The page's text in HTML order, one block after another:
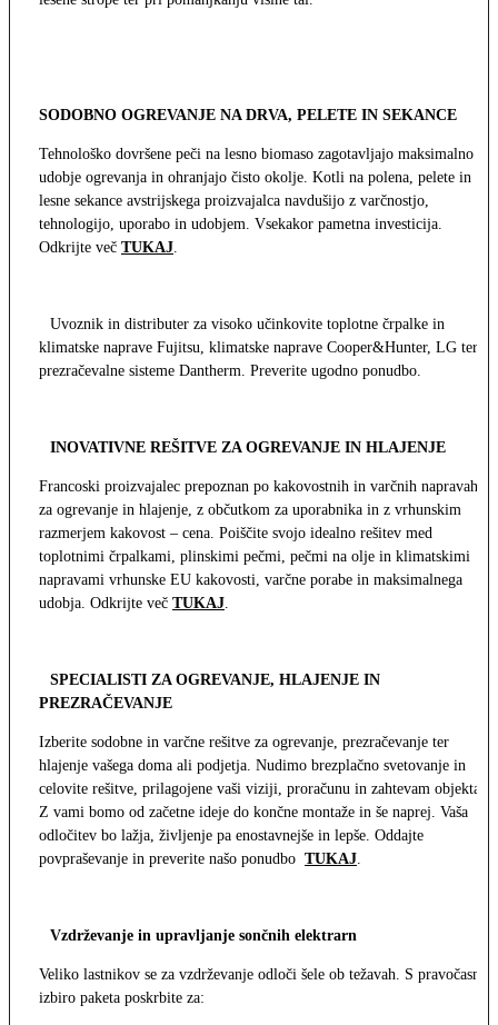
SODOBNO OGREVANJE NA DRVA, PELETE IN SEKANCE
Tehnološko dovršene peči na lesno biomaso zagotavljajo maksimalno
udobje ogrevanja in ohranjajo čisto okolje. Kotli na polena, pelete in
lesne sekance avstrijskega proizvajalca navdušijo z varčnostjo,
tehnologijo, uporabo in udobjem. Vsekakor pametna investicija.
Odkrijte več TUKAJ.
Uvoznik in distributer za visoko učinkovite toplotne črpalke in
klimatske naprave Fujitsu, klimatske naprave Cooper&Hunter, LG ter
prezračevalne sisteme Dantherm. Preverite ugodno ponudbo.
INOVATIVNE REŠITVE ZA OGREVANJE IN HLAJENJE
Francoski proizvajalec prepoznan po kakovostnih in varčnih napravah
za ogrevanje in hlajenje, z občutkom za uporabnika in z vrhunskim
razmerjem kakovost – cena. Poiščite svojo idealno rešitev med
toplotnimi črpalkami, plinskimi pečmi, pečmi na olje in klimatskimi
napravami vrhunske EU kakovosti, varčne porabe in maksimalnega
udobja. Odkrijte več TUKAJ.
SPECIALISTI ZA OGREVANJE, HLAJENJE IN
PREZRAČEVANJE
Izberite sodobne in varčne rešitve za ogrevanje, prezračevanje ter
hlajenje vašega doma ali podjetja. Nudimo brezplačno svetovanje in
celovite rešitve, prilagojene vaši viziji, proračunu in zahtevam objekta.
Z vami bomo od začetne ideje do končne montaže in še naprej. Vaša
odločitev bo lažja, življenje pa enostavnejše in lepše. Oddajte
povpraševanje in preverite našo ponudbo TUKAJ.
Vzdrževanje in upravljanje sončnih elektrarn
Veliko lastnikov se za vzdrževanje odloči šele ob težavah. S pravočasno
izbiro paketa poskrbite za: